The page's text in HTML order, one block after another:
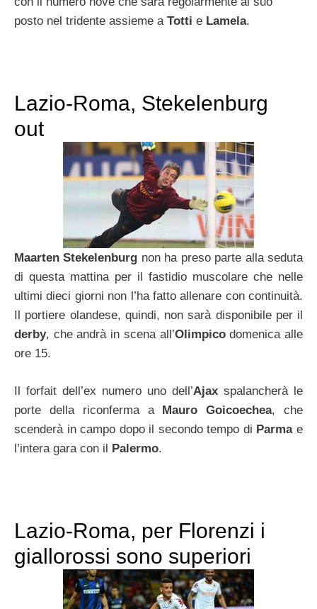
posto nel tridente assieme a Totti e Lamela.
Lazio-Roma, Stekelenburg
out
Maarten Stekelenburg non ha preso parte alla seduta
di questa mattina per il fastidio muscolare che nelle
ultimi dieci giorni non l’ha fatto allenare con continuità.
Il portiere olandese, quindi, non sarà disponibile per il
derby, che andrà in scena all’Olimpicodomenica alle
ore 15.
Il forfait dell’ex numero uno dell’Ajax spalancherà le
porte della riconferma a Mauro Goicoechea, che
scenderà in campo dopo il secondo tempo di Parmae
l’intera gara con il Palermo.
Lazio-Roma, per Florenzi i
giallorossi sono superiori